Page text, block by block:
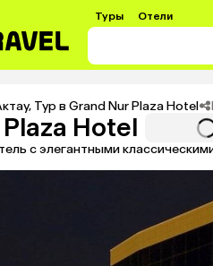
Туры Отели
, Тур в Grand Nur Plaza Hotel
Hotel
с элегантными